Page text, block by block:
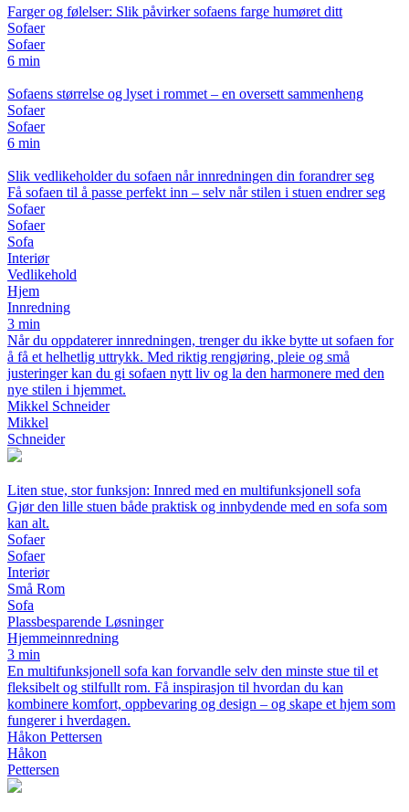
Farger og følelser: Slik påvirker sofaens farge humøret ditt
Sofaer
Sofaer
6 min
Sofaens størrelse og lyset i rommet – en oversett sammenheng
Sofaer
Sofaer
6 min
Slik vedlikeholder du sofaen når innredningen din forandrer seg
Få sofaen til å passe perfekt inn – selv når stilen i stuen endrer seg
Sofaer
Sofaer
Sofa
Interiør
Vedlikehold
Hjem
Innredning
3 min
Når du oppdaterer innredningen, trenger du ikke bytte ut sofaen for
å få et helhetlig uttrykk. Med riktig rengjøring, pleie og små
justeringer kan du gi sofaen nytt liv og la den harmonere med den
nye stilen i hjemmet.
Mikkel Schneider
Mikkel
Schneider
Liten stue, stor funksjon: Innred med en multifunksjonell sofa
Gjør den lille stuen både praktisk og innbydende med en sofa som
kan alt.
Sofaer
Sofaer
Interiør
Små Rom
Sofa
Plassbesparende Løsninger
Hjemmeinnredning
3 min
En multifunksjonell sofa kan forvandle selv den minste stue til et
fleksibelt og stilfullt rom. Få inspirasjon til hvordan du kan
kombinere komfort, oppbevaring og design – og skape et hjem som
fungerer i hverdagen.
Håkon Pettersen
Håkon
Pettersen